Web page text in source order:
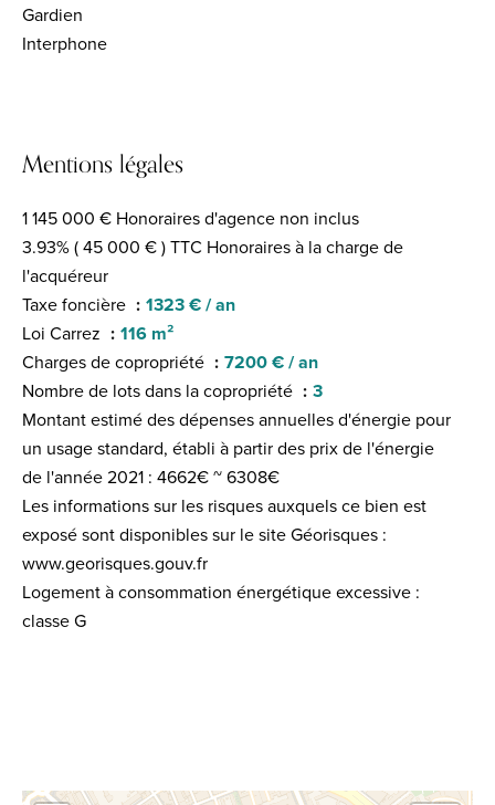
Gardien
Interphone
Mentions légales
1 145 000 € Honoraires d'agence non inclus
3.93% ( 45 000 € ) TTC Honoraires à la charge de
l'acquéreur
Taxe foncière
1323 € / an
Loi Carrez
116 m²
Charges de copropriété
7200 € / an
Nombre de lots dans la copropriété
3
Montant estimé des dépenses annuelles d'énergie pour
un usage standard, établi à partir des prix de l'énergie
de l'année 2021 : 4662€ ~ 6308€
Les informations sur les risques auxquels ce bien est
exposé sont disponibles sur le site Géorisques :
www.georisques.gouv.fr
Logement à consommation énergétique excessive :
classe G